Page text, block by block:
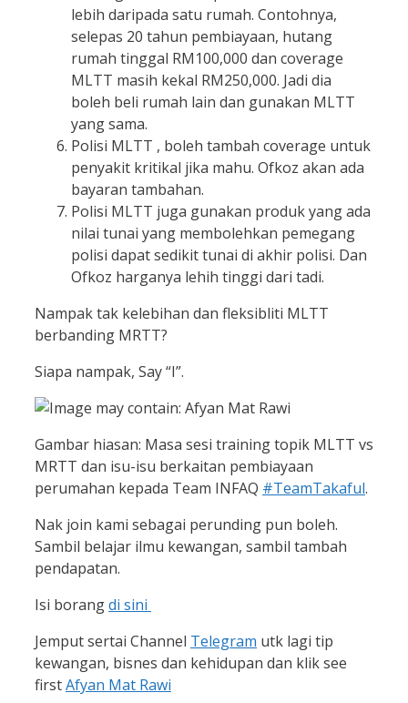
lebih daripada satu rumah. Contohnya,
selepas 20 tahun pembiayaan, hutang
rumah tinggal RM100,000 dan coverage
MLTT masih kekal RM250,000. Jadi dia
boleh beli rumah lain dan gunakan MLTT
yang sama.
Polisi MLTT , boleh tambah coverage untuk
penyakit kritikal jika mahu. Ofkoz akan ada
bayaran tambahan.
Polisi MLTT juga gunakan produk yang ada
nilai tunai yang membolehkan pemegang
polisi dapat sedikit tunai di akhir polisi. Dan
Ofkoz harganya lehih tinggi dari tadi.
Nampak tak kelebihan dan fleksibliti MLTT
berbanding MRTT?
Siapa nampak, Say “I”.
Gambar hiasan: Masa sesi training topik MLTT vs
MRTT dan isu-isu berkaitan pembiayaan
perumahan kepada Team INFAQ #TeamTakaful.
Nak join kami sebagai perunding pun boleh.
Sambil belajar ilmu kewangan, sambil tambah
pendapatan.
Isi borangdi sini
Jemput sertai Channel Telegram utk lagi tip
kewangan, bisnes dan kehidupan dan klik see
firstAfyan Mat Rawi